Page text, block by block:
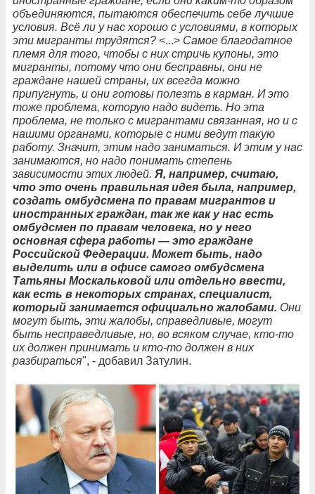
объединяются, пытаются обеспечить себе лучшие
условия. Всё ли у нас хорошо с условиями, в которых
эти мигранты трудятся? <...> Самое благодатное
племя для того, чтобы с них стричь купоны, это
мигранты, потому что они бесправны, они не
граждане нашей страны, их всегда можно
припугнуть, и они готовы полезть в карман. И это
тоже проблема, которую надо видеть. Но эта
проблема, не только с мигрантами связанная, но и с
нашими органами, которые с ними ведут такую
работу. Значит, этим надо заниматься. И этим у нас
занимаются, но надо понимать степень
зависимости этих людей. Я, например, считаю,
что это очень правильная идея была, например,
создать омбудсмена по правам мигрантов и
иностранных граждан, так же как у нас есть
омбудсмен по правам человека, но у него
основная сфера работы — это граждане
Российской Федерации. Может быть, надо
выделить или в офисе самого омбудсмена
Татьяны Москальковой или отдельно ввести,
как есть в некоторых странах, специалист,
который занимается официально жалобами. Они
могут быть, эти жалобы, справедливые, могут
быть несправедливые, но, во всяком случае, кто-то
их должен принимать и кто-то должен в них
разбираться", - добавил Затулин.